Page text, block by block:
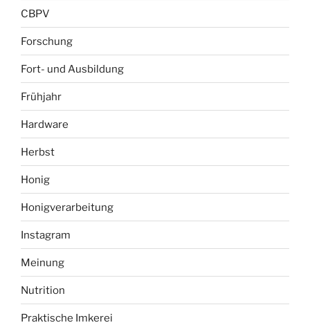
CBPV
Forschung
Fort- und Ausbildung
Frühjahr
Hardware
Herbst
Honig
Honigverarbeitung
Instagram
Meinung
Nutrition
Praktische Imkerei